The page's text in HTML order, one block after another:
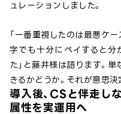
ュレーションしました。
「一番重視したのは最悪ケ
字でも十分にペイすると分
た」と藤井様は語ります。
きるかどうか。それが意思決
導入後、CSと伴走し
属性を実運用へ